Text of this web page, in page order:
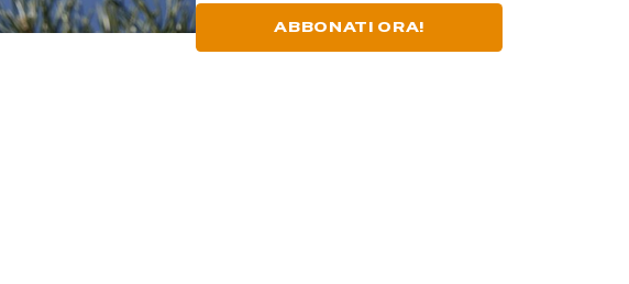
ABBONATI ORA!